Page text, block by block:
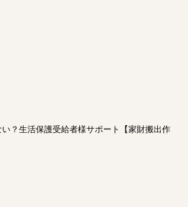
？生活保護受給者様サポート【家財搬出作